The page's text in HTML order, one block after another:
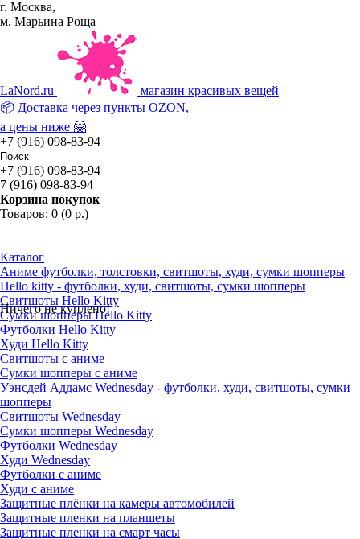
г. Москва,
м. Марьина Роща
LaNord.ru
магазин красивых вещей
📦 Доставка через пункты OZON,
а цены ниже 🤗
+7 (916) 098-83-94
+7 (916) 098-83-94
7 (916) 098-83-94
Корзина покупок
Товаров: 0 (0 р.)
Ничего не куплено!
Каталог
Аниме футболки, толстовки, свитшоты, худи, сумки шопперы
Hello kitty - футболки, худи, свитшоты, сумки шопперы
Свитшоты Hello Kitty
Сумки шопперы Hello Kitty
Футболки Hello Kitty
Худи Hello Kitty
Свитшоты с аниме
Сумки шопперы с аниме
Уэнсдей Аддамс Wednesday - футболки, худи, свитшоты, сумки
шопперы
Свитшоты Wednesday
Сумки шопперы Wednesday
Футболки Wednesday
Худи Wednesday
Футболки с аниме
Худи с аниме
Защитные плёнки на камеры автомобилей
Защитные пленки на планшеты
Защитные пленки на смарт часы